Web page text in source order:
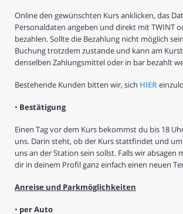
Online den gewünschten Kurs anklicken, das
Personaldaten angeben und direkt mit TWINT
bezahlen. Sollte die Bezahlung nicht möglich
Buchung trotzdem zustande und kann am
denselben Zahlungsmittel oder in bar bezahlt
Bestehende Kunden bitten wir, sich HIER
• Bestätigung
Einen Tag vor dem Kurs bekommst du bis 18
uns. Darin steht, ob der Kurs stattfindet und
uns an der Station sein sollst. Falls wir absagen
dir in deinem Profil ganz einfach einen neuen
Anreise und Parkmöglichkeiten
• per Auto